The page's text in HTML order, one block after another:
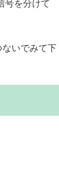
号を分けて
いでみて下